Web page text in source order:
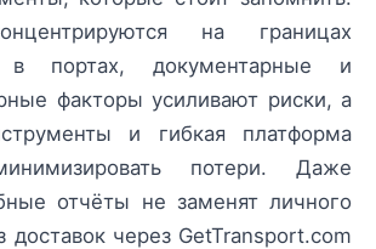
на границах
портах, документарные и
факторы усиливают риски, а
и гибкая платформа
потери. Даже
отчёты не заменят личного
доставок через GetTransport.com